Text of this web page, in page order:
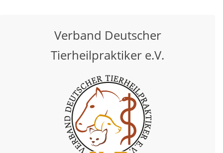
Verband Deutscher
Tierheilpraktiker e.V.